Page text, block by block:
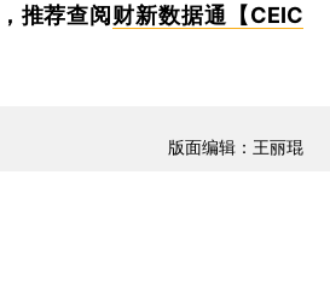
推荐查阅财新数据通【CEIC
版面编辑：王丽琨